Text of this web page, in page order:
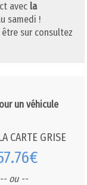
avec la
samedi !
être sur consultez
un véhicule
CARTE GRISE
-- ou --